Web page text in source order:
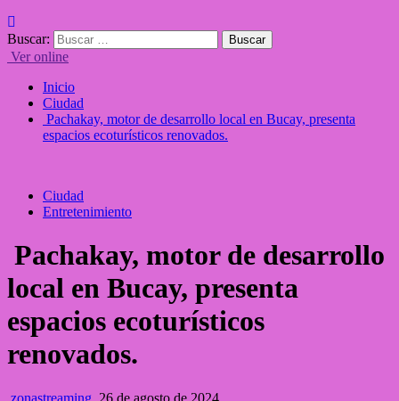
Buscar:
Ver online
Inicio
Ciudad
Pachakay, motor de desarrollo local en Bucay, presenta
espacios ecoturísticos renovados.
Ciudad
Entretenimiento
Pachakay, motor de desarrollo
local en Bucay, presenta
espacios ecoturísticos
renovados.
zonastreaming 26 de agosto de 2024